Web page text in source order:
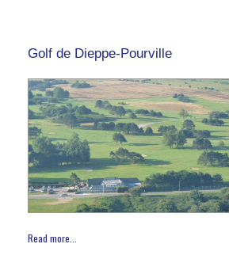
Golf de Dieppe-Pourville
Read more...